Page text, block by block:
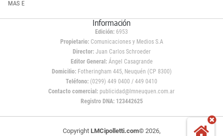
MAS E
Información
Edición: 6953
Propietario:Comunicaciones y Medios S.A
Director: Juan Carlos Schroeder
Editor General:Ángel Casagrande
Domicilio:Fotheringham 445, Neuquén (CP 8300)
Teléfono: (0299) 449 0400 / 449 0410
Contacto comercial: publicidad@lmneuquen.com.ar
Registro DNA: 123442625
Copyright LMCipolletti.com© 2026,